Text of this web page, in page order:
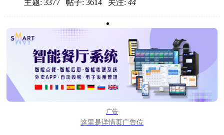
主题: 3377 帖子: 3614 关注: 44
广告
这里是详情页广告位